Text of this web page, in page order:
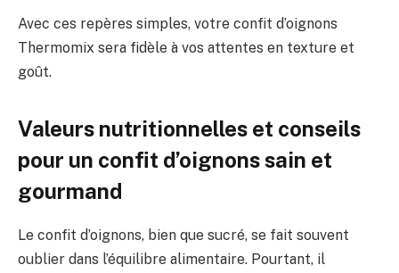
Avec ces repères simples, votre confit d’oignons
Thermomix sera fidèle à vos attentes en texture et
goût.
Valeurs nutritionnelles et conseils
pour un confit d’oignons sain et
gourmand
Le confit d’oignons, bien que sucré, se fait souvent
oublier dans l’équilibre alimentaire. Pourtant, il